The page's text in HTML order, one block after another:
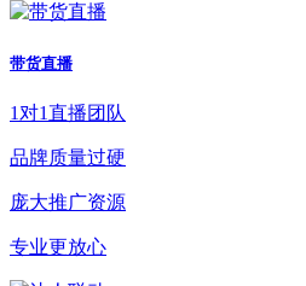
带货直播
1对1直播团队
品牌质量过硬
庞大推广资源
专业更放心